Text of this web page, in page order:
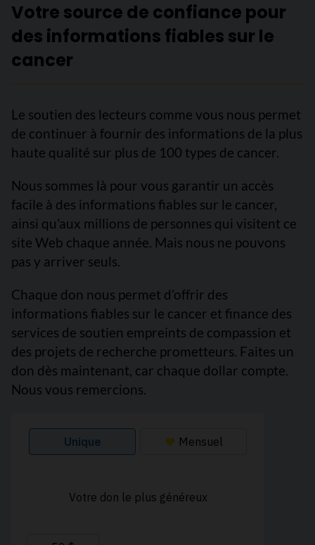
Votre source de confiance pour
des informations fiables sur le
cancer
Le soutien des lecteurs comme vous nous permet
de continuer à fournir des informations de la plus
haute qualité sur plus de 100 types de cancer.
Nous sommes là pour vous garantir un accès
facile à des informations fiables sur le cancer,
ainsi qu’aux millions de personnes qui visitent ce
site Web chaque année. Mais nous ne pouvons
pas y arriver seuls.
Chaque don nous permet d’offrir des
informations fiables sur le cancer et finance des
services de soutien empreints de compassion et
des projets de recherche prometteurs. Faites un
don dès maintenant, car chaque dollar compte.
Nous vous remercions.